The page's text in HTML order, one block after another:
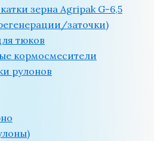
зерна Agripak G-6,5
заточки)
тюков
кормосмесители
рулонов